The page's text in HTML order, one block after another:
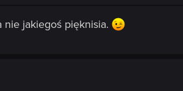
jakiegoś pięknisia.